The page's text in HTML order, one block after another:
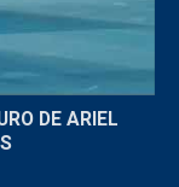
DE ARIEL